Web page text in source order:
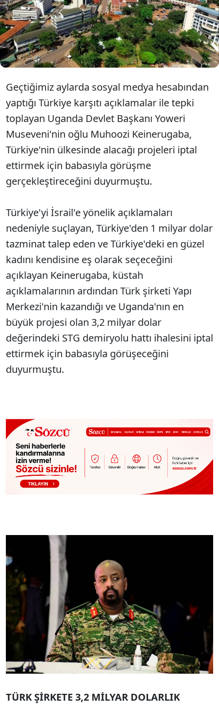
Komutanı Muhoozi Keinerugaba, yaptığı
girişimlerin ardından Türk şirketi Yapı Merkezi'nin
Uganda'da kazandığı 3,2 milyar dolarlık
demiryolu ihalesini iptal ettirdiğini açıkladı.
Geçtiğimiz aylarda sosyal medya hesabından
yaptığı Türkiye karşıtı açıklamalar ile tepki
toplayan Uganda Devlet Başkanı Yoweri
Museveni'nin oğlu Muhoozi Keinerugaba,
Türkiye'nin ülkesinde alacağı projeleri iptal
ettirmek için babasıyla görüşme
gerçekleştireceğini duyurmuştu.
Türkiye'yi İsrail'e yönelik açıklamaları
nedeniyle suçlayan, Türkiye'den 1 milyar dolar
tazminat talep eden ve Türkiye'deki en güzel
kadını kendisine eş olarak seçeceğini
açıklayan Keinerugaba, küstah
açıklamalarının ardından Türk şirketi Yapı
Merkezi'nin kazandığı ve Uganda'nın en
büyük projesi olan 3,2 milyar dolar
değerindeki STG demiryolu hattı ihalesini iptal
ettirmek için babasıyla görüşeceğini
duyurmuştu.
TÜRK ŞİRKETE 3,2 MİLYAR DOLARLIK